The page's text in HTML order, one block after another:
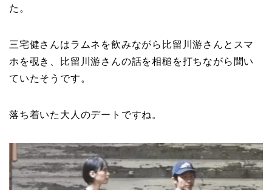
た。
三宅健さんはラムネを飲みながら比留川游さんとスマ
ホを覗き、比留川游さんの話を相槌を打ちながら聞い
ていたそうです。
落ち着いた大人のデートですね。